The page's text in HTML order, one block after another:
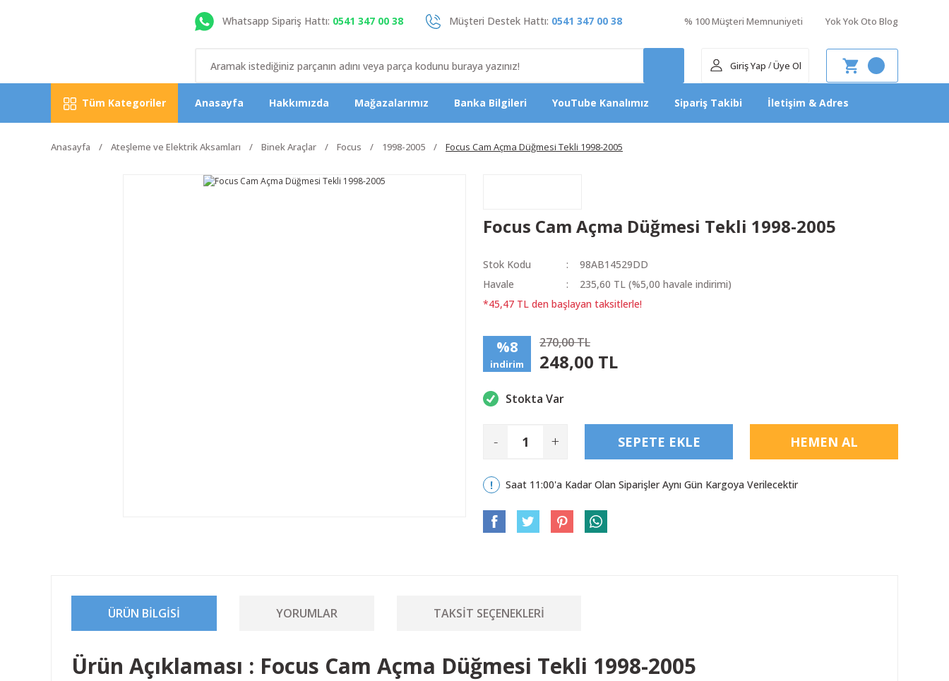
Whatsapp Sipariş Hattı: 0541 347 00 38 Müşteri Destek Hattı: 0541 347 00 38 % 100 Müşteri Memnuniyeti Yok Yok Oto Blog
Giriş Yap /Üye Ol
Tüm Kategoriler Anasayfa Hakkımızda Mağazalarımız Banka Bilgileri YouTube Kanalımız Sipariş Takibi İletişim & Adres
Anasayfa Ateşleme ve Elektrik Aksamları Binek Araçlar Focus 1998-2005 Focus Cam Açma Düğmesi Tekli 1998-2005
Focus Cam Açma Düğmesi Tekli 1998-2005
Stok Kodu
98AB14529DD
Havale
235,60 TL (%5,00 havale indirimi)
*45,47 TL den başlayan taksitlerle!
%8
indirim
270,00 TL
248,00 TL
Stokta Var
- + SEPETE EKLE HEMEN AL
Saat 11:00'a Kadar Olan Siparişler Aynı Gün Kargoya Verilecektir
ÜRÜN BILGISI YORUMLAR TAKSIT SEÇENEKLERI
Ürün Açıklaması : Focus Cam Açma Düğmesi Tekli 1998-2005